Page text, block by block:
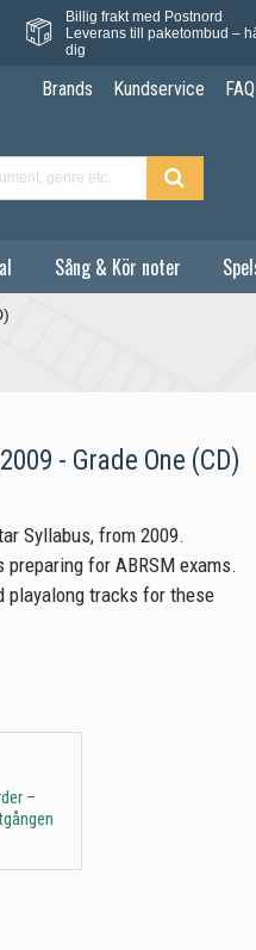
Billig frakt med Postnord
Leverans till paketombud –
dig
Brands Kundservice FAQ
Sång & Kör noter
- Grade One (CD)
Syllabus, from 2009.
for ABRSM exams.
playalong tracks for these
–